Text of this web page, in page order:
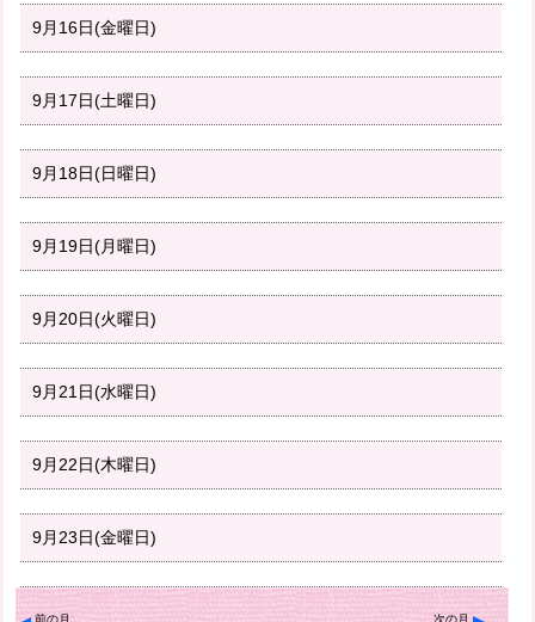
9月16日(金曜日)
9月17日(土曜日)
9月18日(日曜日)
9月19日(月曜日)
9月20日(火曜日)
9月21日(水曜日)
9月22日(木曜日)
9月23日(金曜日)
前の月 次の月